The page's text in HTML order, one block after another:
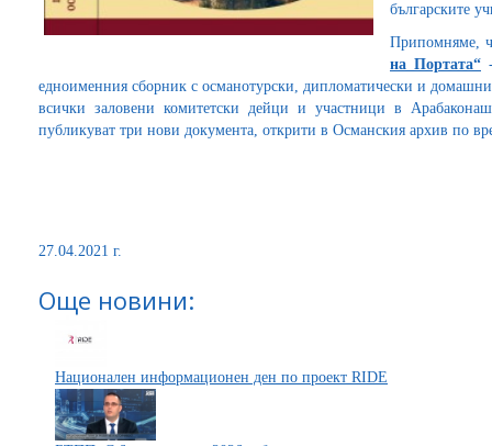
българските
Припомняме,
на Портата“-
едноименния сборник с османотурски, дипломатически и
всички заловени комитетски дейци и участници в
публикуват три нови документа, открити в Османския архив по
27.04.2021 г.
Още новини:
Национален информационен ден по проект RIDE